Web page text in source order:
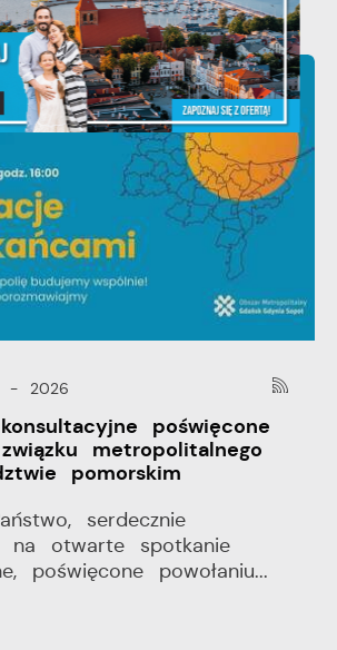
2026
poświęcone
metropolitalnego
pomorskim
serdecznie
na otwarte spotkanie
poświęcone powołaniu...